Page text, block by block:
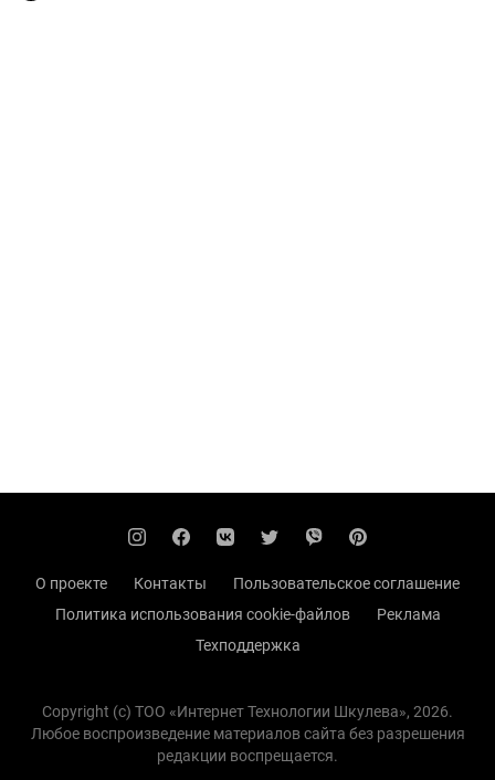
О проекте Контакты
Пользовательское соглашение
Политика использования cookie-файлов
Реклама
Техподдержка
Copyright (с) TOO «Интернет Технологии Шкулева», 2026.
Любое воспроизведение материалов сайта без разрешения
редакции воспрещается.